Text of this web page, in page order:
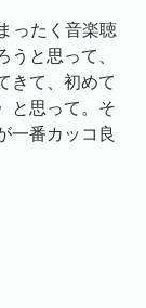
ったく音楽聴
と思って、
きて、初めて
と思って。そ
一番カッコ良